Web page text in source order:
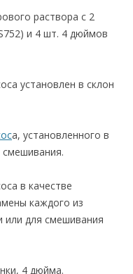
раствора с 2
и 4 шт. 4 дюймов
установлен в склон
а, установленного в
смешивания.
в качестве
каждого из
или для смешивания
4 дюйма.